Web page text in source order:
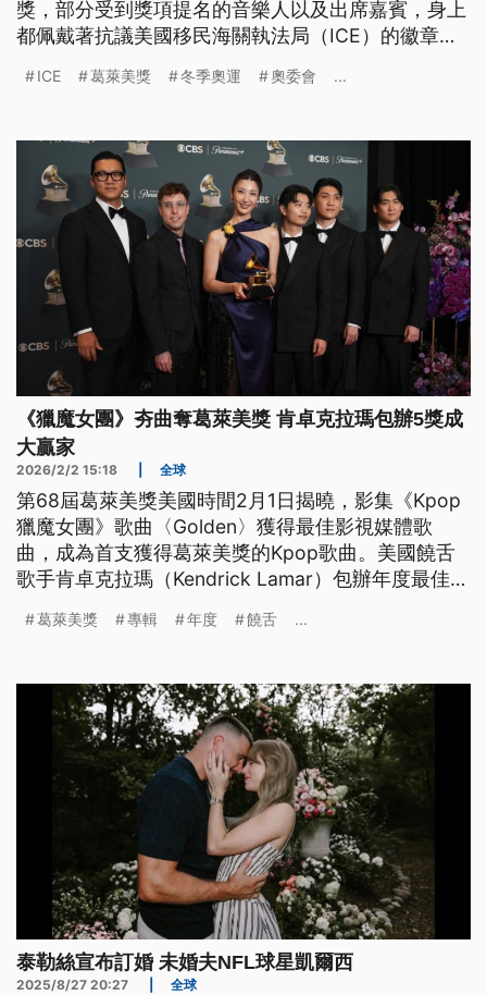
獎，部分受到獎項提名的音樂人以及出席嘉賓，身上
都佩戴著抗議美國移民海關執法局（ICE）的徽章。
移民局員警協助維安，也遭數百名民眾聚集抗議。
ICE 葛萊美獎 冬季奧運 奧委會 ...
《獵魔女團》夯曲奪葛萊美獎 肯卓克拉瑪包辦5獎成
大贏家
2026/2/2 15:18 全球
第68屆葛萊美獎美國時間2月1日揭曉，影集《Kpop
獵魔女團》歌曲〈Golden〉獲得最佳影視媒體歌
曲，成為首支獲得葛萊美獎的Kpop歌曲。美國饒舌
歌手肯卓克拉瑪（Kendrick Lamar）包辦年度最佳製
最佳歌曲則由怪奇比莉第三度獲獎。
葛萊美獎 專輯 年度 饒舌 ...
泰勒絲宣布訂婚 未婚夫NFL球星凱爾西
2025/8/27 20:27 全球